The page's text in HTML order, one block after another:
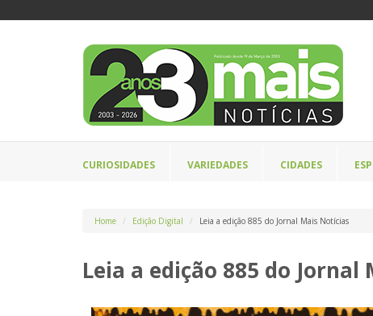
CURIOSIDADES VARIEDADES CIDADES
Home Edição Digital Leia a edição 885 do Jornal Mais Notícias
Leia a edição 885 do Jornal